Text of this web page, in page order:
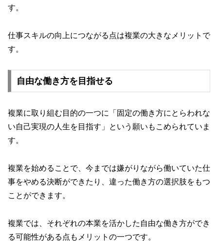
す。
仕事スキルの向上につながる点は複業の大きなメリットで
す。
自由な働き方を目指せる
複業に取り組む目的の一つに「固定の働き方にとらわれな
い自己実現の人生を目指す」という願いもこめられていま
す。
複業を始めることで、今までは嫌がりながら働いていた仕
事をやめる決断ができたり、違った働き方の選択肢をもつ
ことができます。
複業では、それぞれの本業を活かした自由な働き方ができ
る可能性がある点もメリットの一つです。